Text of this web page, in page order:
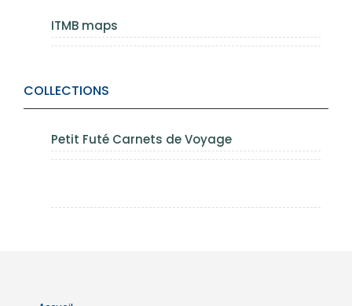
ITMB maps
COLLECTIONS
Petit Futé Carnets de Voyage